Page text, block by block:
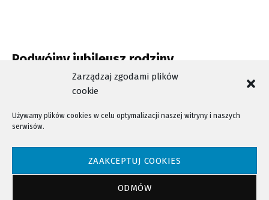
Zarządzaj zgodami plików
cookie
Używamy plików cookies w celu optymalizacji naszej witryny i naszych
serwisów.
ZAAKCEPTUJ COOKIES
ODMÓW
Podwójny jubileusz rodziny
Dobrzańskich, sądeckich zegarmistrzów
NTV - Nasza Telewizja Sądecka © 2023 Wszystkie prawa zastrzeżone!